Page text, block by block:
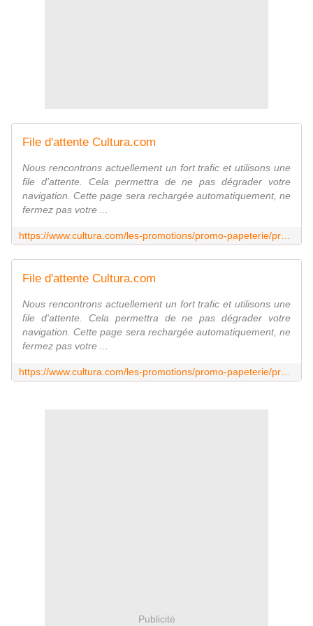
File d'attente Cultura.com
Nous rencontrons actuellement un fort trafic et utilisons une
file d'attente. Cela permettra de ne pas dégrader votre
navigation. Cette page sera rechargée automatiquement, ne
fermez pas votre ...
File d'attente Cultura.com
Nous rencontrons actuellement un fort trafic et utilisons une
file d'attente. Cela permettra de ne pas dégrader votre
navigation. Cette page sera rechargée automatiquement, ne
fermez pas votre ...
Publicité